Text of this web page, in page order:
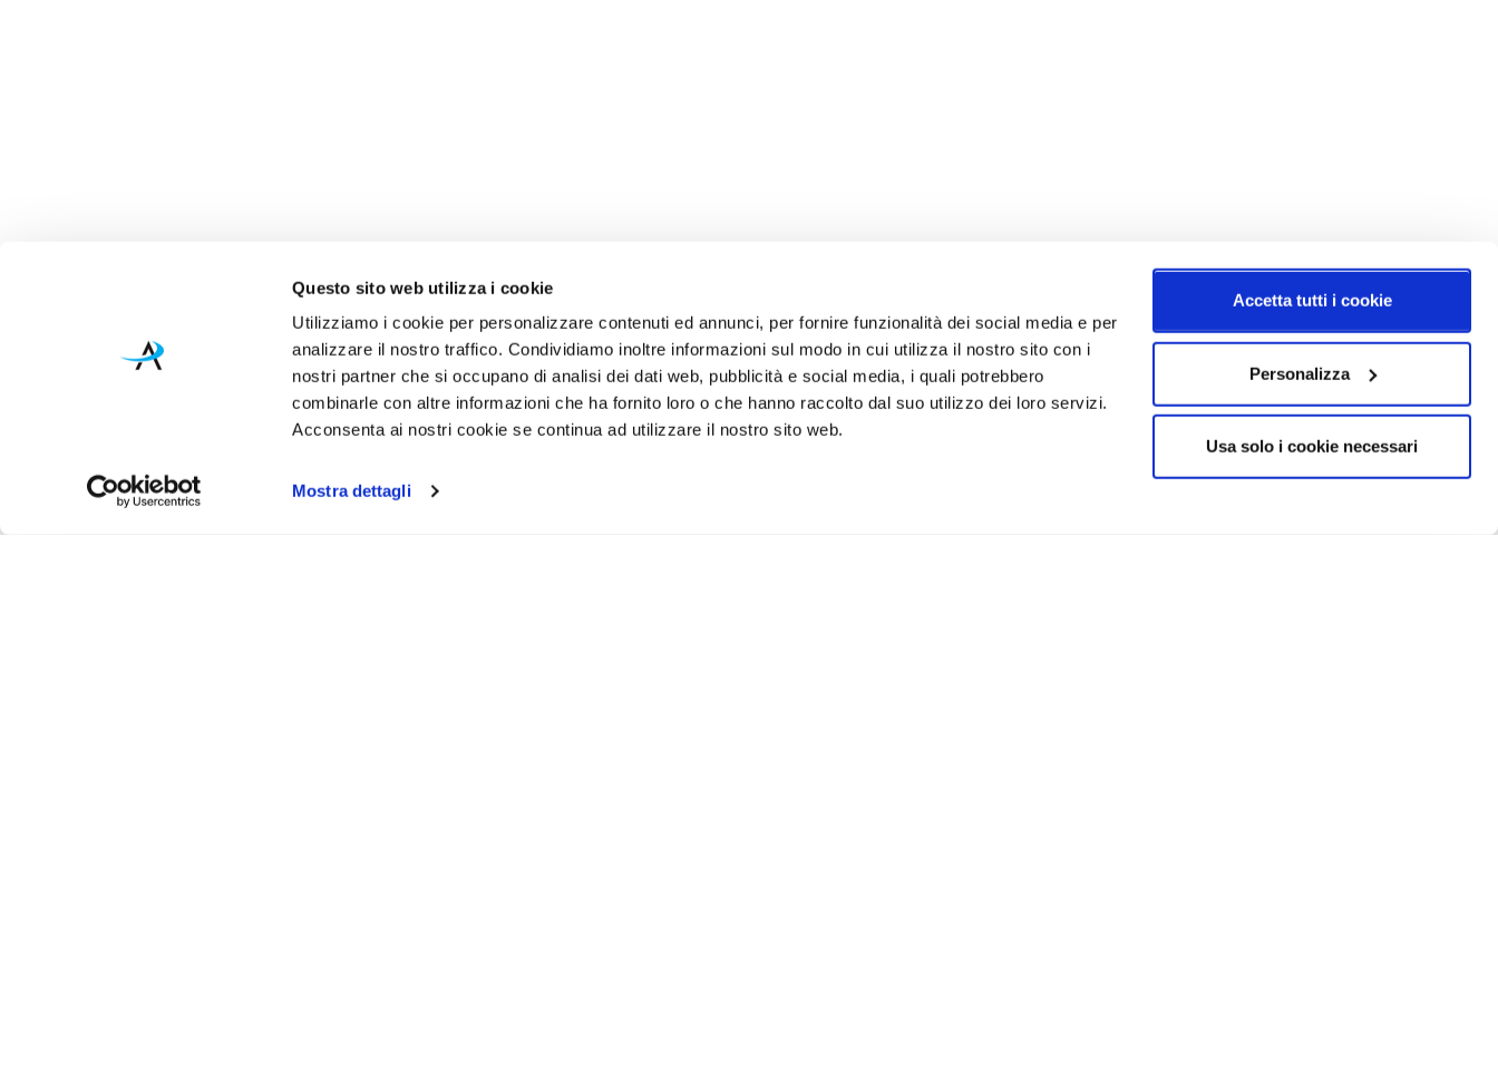
Questo sito web utilizza i cookie
Utilizziamo i cookie per personalizzare contenuti ed annunci, per fornire funzionalità dei social media e per
analizzare il nostro traffico. Condividiamo inoltre informazioni sul modo in cui utilizza il nostro sito con i
nostri partner che si occupano di analisi dei dati web, pubblicità e social media, i quali potrebbero
combinarle con altre informazioni che ha fornito loro o che hanno raccolto dal suo utilizzo dei loro servizi.
Acconsenta ai nostri cookie se continua ad utilizzare il nostro sito web.
Mostra dettagli
Accetta tutti i cookie
Personalizza
Usa solo i cookie necessari